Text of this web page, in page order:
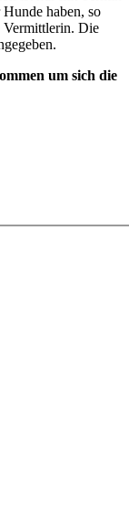
haben, so
Vermittlerin. Die
um sich die